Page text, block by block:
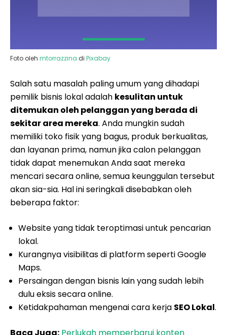
Foto oleh mtorrazzina di Pixabay
Salah satu masalah paling umum yang dihadapi
pemilik bisnis lokal adalah kesulitan untuk
ditemukan oleh pelanggan yang berada di
sekitar area mereka. Anda mungkin sudah
memiliki toko fisik yang bagus, produk berkualitas,
dan layanan prima, namun jika calon pelanggan
tidak dapat menemukan Anda saat mereka
mencari secara online, semua keunggulan tersebut
akan sia-sia. Hal ini seringkali disebabkan oleh
beberapa faktor:
Website yang tidak teroptimasi untuk pencarian
lokal.
Kurangnya visibilitas di platform seperti Google
Maps.
Persaingan dengan bisnis lain yang sudah lebih
dulu eksis secara online.
Ketidakpahaman mengenai cara kerja SEO Lokal.